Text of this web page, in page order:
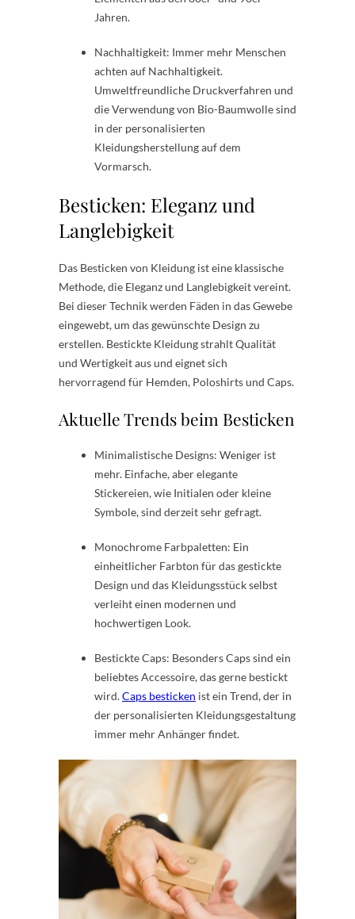
Jahren.
Nachhaltigkeit: Immer mehr Menschen
achten auf Nachhaltigkeit.
Umweltfreundliche Druckverfahren und
die Verwendung von Bio-Baumwolle sind
in der personalisierten
Kleidungsherstellung auf dem
Vormarsch.
Besticken: Eleganz und
Langlebigkeit
Das Besticken von Kleidung ist eine klassische
Methode, die Eleganz und Langlebigkeit vereint.
Bei dieser Technik werden Fäden in das Gewebe
eingewebt, um das gewünschte Design zu
erstellen. Bestickte Kleidung strahlt Qualität
und Wertigkeit aus und eignet sich
hervorragend für Hemden, Poloshirts und Caps.
Aktuelle Trends beim Besticken
Minimalistische Designs: Weniger ist
mehr. Einfache, aber elegante
Stickereien, wie Initialen oder kleine
Symbole, sind derzeit sehr gefragt.
Monochrome Farbpaletten: Ein
einheitlicher Farbton für das gestickte
Design und das Kleidungsstück selbst
verleiht einen modernen und
hochwertigen Look.
Bestickte Caps: Besonders Caps sind ein
beliebtes Accessoire, das gerne bestickt
wird.Caps besticken ist ein Trend, der in
der personalisierten Kleidungsgestaltung
immer mehr Anhänger findet.